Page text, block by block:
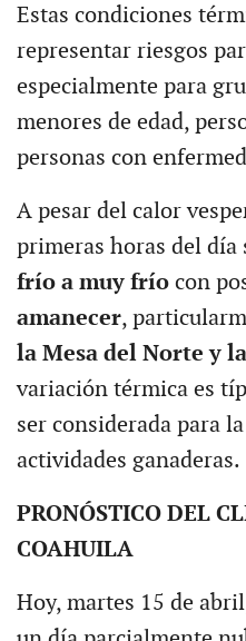
Estas condiciones
representar riesgos
especialmente para
menores de edad,
personas con
A pesar del calor
primeras horas del día
frío a muy fríocon
amanecer,
la Mesa del Norte y
variación térmica es
ser considerada para
actividades ganaderas.
PRONÓSTICO DEL
COAHUILA
Hoy, martes 15 de